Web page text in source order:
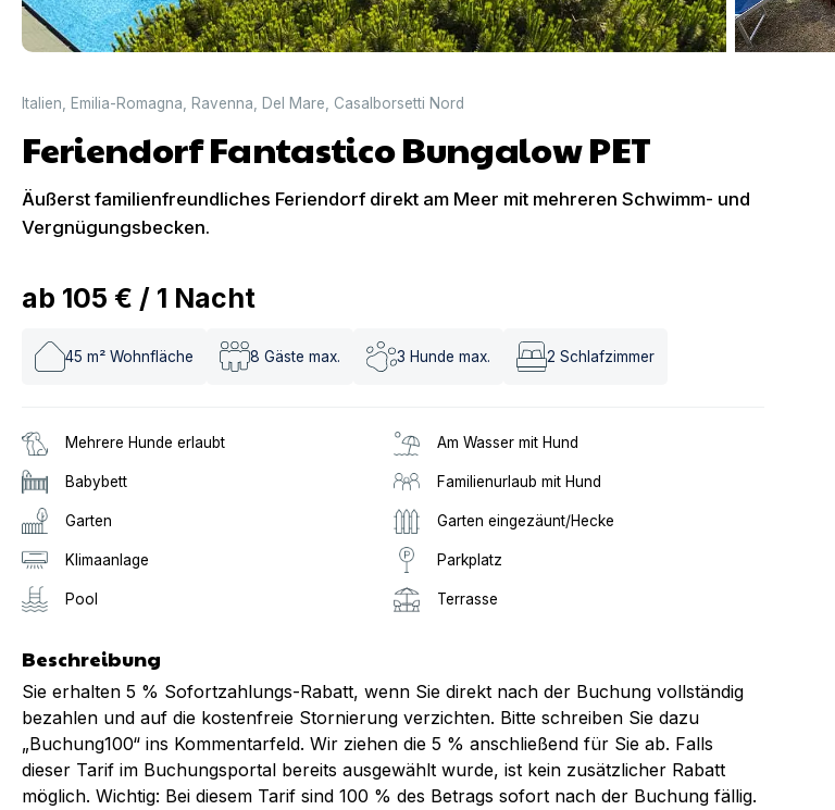
Italien Emilia-Romagna Ravenna Del Mare Casalborsetti Nord
Feriendorf Fantastico Bungalow PET
Äußerst familienfreundliches Feriendorf direkt am Meer mit mehreren Schwimm- und
Vergnügungsbecken.
ab 105 € / 1 Nacht
45 m² Wohnfläche 8 Gäste max. 3 Hunde max. 2 Schlafzimmer
Mehrere Hunde erlaubt Am Wasser mit Hund
Babybett Familienurlaub mit Hund
Garten Garten eingezäunt/Hecke
Klimaanlage Parkplatz
Pool Terrasse
Beschreibung
Sie erhalten 5 % Sofortzahlungs-Rabatt, wenn Sie direkt nach der Buchung vollständig
bezahlen und auf die kostenfreie Stornierung verzichten. Bitte schreiben Sie dazu
„Buchung100“ ins Kommentarfeld. Wir ziehen die 5 % anschließend für Sie ab. Falls
dieser Tarif im Buchungsportal bereits ausgewählt wurde, ist kein zusätzlicher Rabatt
möglich. Wichtig: Bei diesem Tarif sind 100 % des Betrags sofort nach der Buchung fällig.